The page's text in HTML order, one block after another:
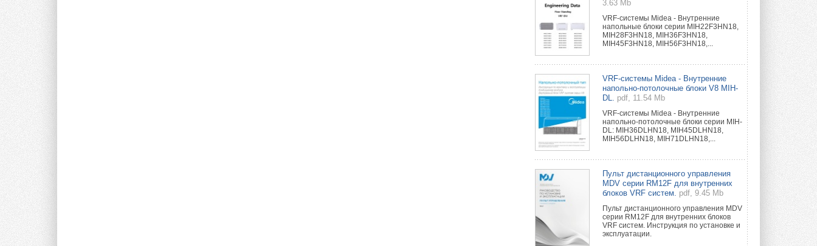
3.63 Mb
VRF-системы Midea - Внутренние
напольные блоки серии MIH22F3HN18,
MIH28F3HN18, MIH36F3HN18,
MIH45F3HN18, MIH56F3HN18,...
VRF-системы Midea - Внутренние
напольно-потолочные блоки V8 MIH-
DL.
pdf, 11.54 Mb
VRF-системы Midea - Внутренние
напольно-потолочные блоки серии MIH-
DL: MIH36DLHN18, MIH45DLHN18,
MIH56DLHN18, MIH71DLHN18,...
Пульт дистанционного управления
MDV серии RM12F для внутренних
блоков VRF систем.
pdf, 9.45 Mb
Пульт дистанционного управления MDV
серии RM12F для внутренних блоков
VRF систем. Инструкция по установке и
эксплуатации.